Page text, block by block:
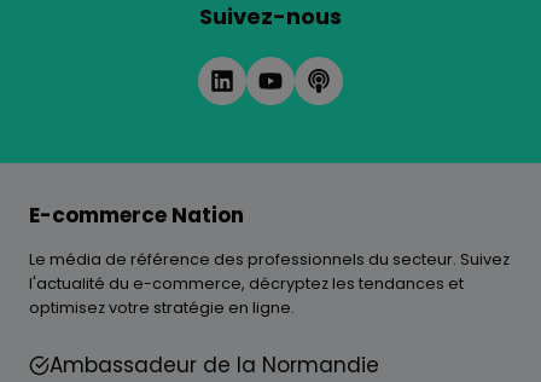
Suivez-nous
E-commerce Nation
Le média de référence des professionnels du secteur. Suivez
l'actualité du e-commerce, décryptez les tendances et
optimisez votre stratégie en ligne.
Ambassadeur de la Normandie